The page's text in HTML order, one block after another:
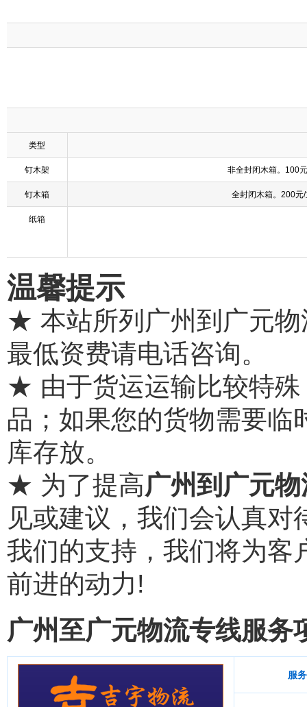
类型
钉木架 非全封闭木箱。100
钉木箱 全封闭木箱。200元
纸箱
温馨提示
★ 本站所列广州到广元物
最低资费请电话咨询。
★ 由于货运运输比较特殊
品；如果您的货物需要临
库存放。
★ 为了提高广州到广元物
见或建议，我们会认真
我们的支持，我们将为客
前进的动力!
广州至广元物流专线服务
服